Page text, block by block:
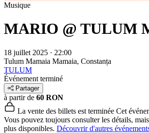
Musique
MARIO @ TULUM
18 juillet 2025 · 22:00
Tulum Mamaia Mamaia, Constanța
TULUM
Événement terminé
Partager
à partir de 60 RON
La vente des billets est terminée Cet
Vous pouvez toujours consulter les détails,
plus disponibles. Découvrir d'autres